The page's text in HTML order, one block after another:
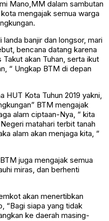
Mano,MM dalam sambutan
mengajak semua warga
banjir dan longsor, mari
bencana datang karena
akan Tuhan, serta ikut
“ Ungkap BTM di depan
HUT Kota Tuhun 2019 yakni,
BTM mengajak
alam ciptaan-Nya, “ kita
matahari terbit tanah
alam akan menjaga kita, “
juga mengajak semua
miras, dan berhenti
akan menertibkan
“Bagi siapa yang tidak
ke daerah masing-